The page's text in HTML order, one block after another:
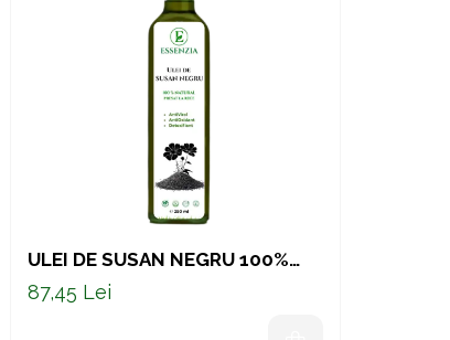
ULEI DE SUSAN NEGRU 100%
NATURAL PRESAT LA RECE 250
ML
87,45 Lei